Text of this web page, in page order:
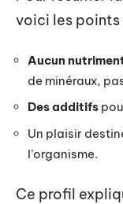
voici les points
Aucun
de minéraux,
Des additifs
Un plaisir
l’organisme.
Ce profil